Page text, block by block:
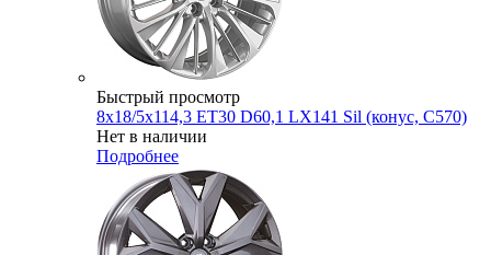
Быстрый просмотр
8x18/5x114,3 ET30 D60,1 LX141 Sil (конус, C570)
Нет в наличии
Подробнее